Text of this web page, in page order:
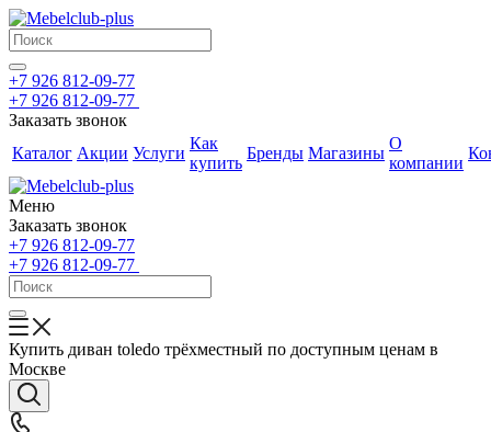
+7 926 812-09-77
+7 926 812-09-77
Заказать звонок
Каталог Акции Услуги
Как
купить
Бренды Магазины
О
компании
Меню
Заказать звонок
+7 926 812-09-77
+7 926 812-09-77
Купить диван toledo трёхместный по доступным ценам в
Москве